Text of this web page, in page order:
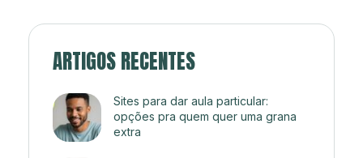
ARTIGOS RECENTES
Sites para dar aula particular:
opções pra quem quer uma grana
extra